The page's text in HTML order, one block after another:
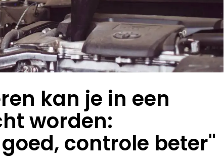
kan je in een
worden:
controle beter"